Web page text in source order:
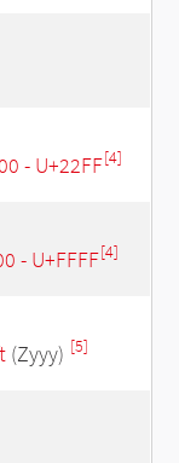
- U+22FF[4]
- U+FFFF[4]
(Zyyy) [5]